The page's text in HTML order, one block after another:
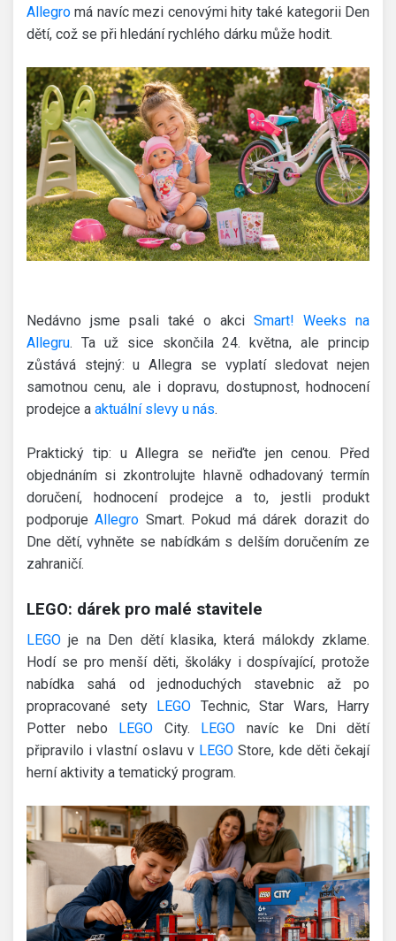
Allegro má navíc mezi cenovými hity také kategorii Den
dětí, což se při hledání rychlého dárku může hodit.
Nedávno jsme psali také o akci Smart! Weeks na
Allegru. Ta už sice skončila 24. května, ale princip
zůstává stejný: u Allegra se vyplatí sledovat nejen
samotnou cenu, ale i dopravu, dostupnost, hodnocení
prodejce a aktuální slevy u nás.
Praktický tip: u Allegra se neřiďte jen cenou. Před
objednáním si zkontrolujte hlavně odhadovaný termín
doručení, hodnocení prodejce a to, jestli produkt
podporujeAllegro Smart. Pokud má dárek dorazit do
Dne dětí, vyhněte se nabídkám s delším doručením ze
zahraničí.
LEGO: dárek pro malé stavitele
LEGO je na Den dětí klasika, která málokdy zklame.
Hodí se pro menší děti, školáky i dospívající, protože
nabídka sahá od jednoduchých stavebnic až po
propracované sety LEGO Technic, Star Wars, Harry
Potter nebo LEGO City. LEGO navíc ke Dni dětí
připravilo i vlastní oslavu v LEGO Store, kde děti čekají
herní aktivity a tematický program.